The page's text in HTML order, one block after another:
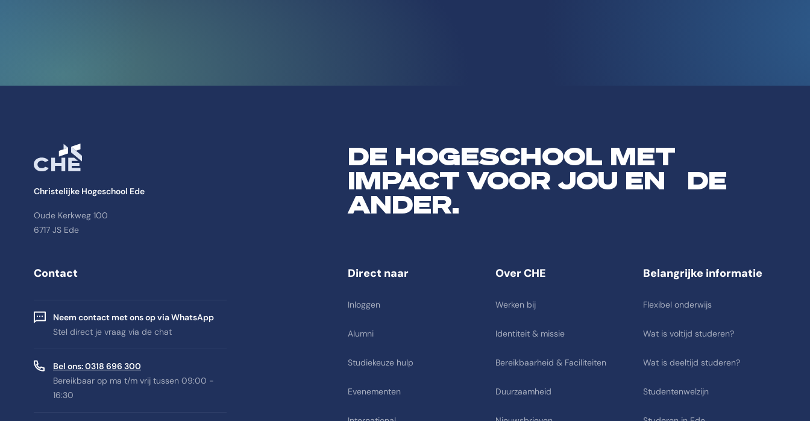
Christelijke Hogeschool Ede
Oude Kerkweg 100
6717 JS Ede
DE HOGESCHOOL MET
IMPACT VOOR JOU EN DE
ANDER.
Contact
Neem contact met ons op via WhatsApp
Stel direct je vraag via de chat
Bel ons: 0318 696 300
Bereikbaar op ma t/m vrij tussen 09:00 -
16:30
Direct naar
Inloggen
Alumni
Studiekeuze hulp
Evenementen
Over CHE
Werken bij
Identiteit & missie
Bereikbaarheid & Faciliteiten
Duurzaamheid
Belangrijke informatie
Flexibel onderwijs
Wat is voltijd studeren?
Wat is deeltijd studeren?
Studentenwelzijn